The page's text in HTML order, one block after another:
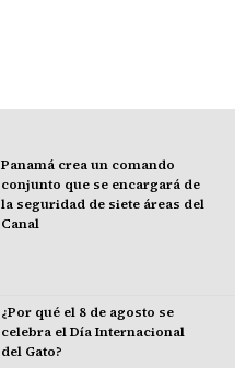
Panamá crea un comando
conjunto que se encargará de
la seguridad de siete áreas del
Canal
¿Por qué el 8 de agosto se
celebra el Día Internacional
del Gato?